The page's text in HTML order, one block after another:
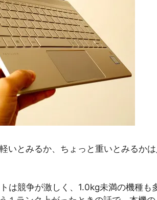
いとみるか、ちょっと重いとみるか
は競争が激しく、1.0kg未満の機種も